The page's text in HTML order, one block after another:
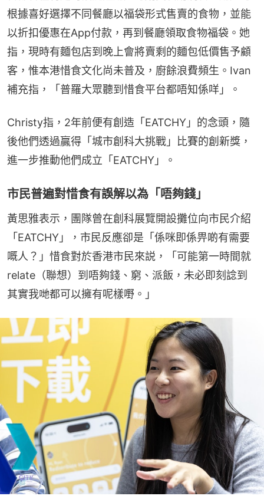
根據喜好選擇不同餐廳以福袋形式售賣的食物，並能
以折扣優惠在App付款，再到餐廳領取食物福袋。她
指，現時有麵包店到晚上會將賣剩的麵包低價售予顧
客，惟本港惜食文化尚未普及，廚餘浪費頻生。Ivan
補充指，「普羅大眾聽到惜食平台都唔知係咩」。
Christy指，2年前便有創造「EATCHY」的念頭，隨
後他們透過贏得「城市創科大挑戰」比賽的創新獎，
進一步推動他們成立「EATCHY」。
市民普遍對惜食有誤解以為「唔夠錢」
黃思雅表示，團隊曾在創科展覽開設攤位向市民介紹
「EATCHY」，市民反應卻是「係咪即係畀啲有需要
嘅人？」惜食對於香港市民來説，「可能第一時間就
relate（聯想）到唔夠錢、窮、派飯，未必即刻諗到
其實我哋都可以擁有呢樣嘢。」